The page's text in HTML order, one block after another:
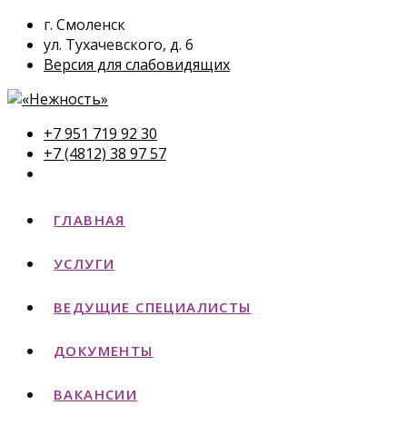
г. Смоленск
ул. Тухачевского, д. 6
Версия для слабовидящих
+7 951 719 92 30
+7 (4812) 38 97 57
ГЛАВНАЯ
УСЛУГИ
ВЕДУЩИЕ СПЕЦИАЛИСТЫ
ДОКУМЕНТЫ
ВАКАНСИИ